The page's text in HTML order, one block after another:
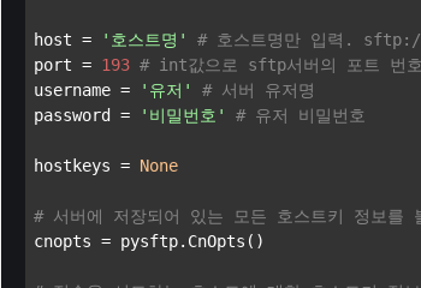
host = '호스트명'
# 호스트명만 입력.
port = 193 # int값으로 sftp서버의 포트 번
username =
'유저'
# 서버 유저명
password =
'비밀번호' # 유저 비밀번호
hostkeys = None
# 서버에 저장되어 있는 모든 호스트키 정보를
cnopts = pysftp.CnOpts()